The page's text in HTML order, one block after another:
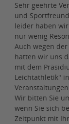
Sehr geehrte
und
leider haben
nur wenig
Auch wegen
hatten wir uns
mit dem
Leichtathletik"
Wir bitten Sie
wenn Sie sich
Zeitpunkt mit